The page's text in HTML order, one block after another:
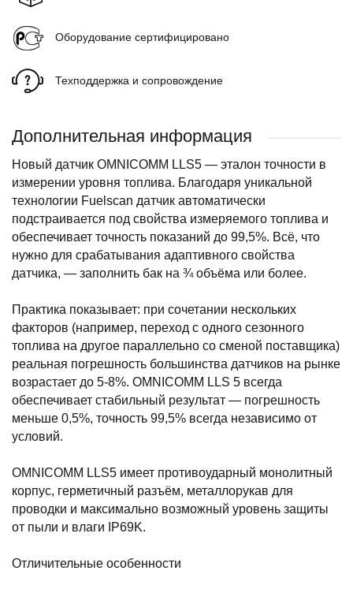
Оборудование сертифицировано
Техподдержка и сопровождение
Дополнительная информация
Новый датчик OMNICOMM LLS5 — эталон точности в
измерении уровня топлива. Благодаря уникальной
технологии Fuelscan датчик автоматически
подстраивается под свойства измеряемого топлива и
обеспечивает точность показаний до 99,5%. Всё, что
нужно для срабатывания адаптивного свойства
датчика, — заполнить бак на ¾ объёма или более.
Практика показывает: при сочетании нескольких
факторов (например, переход с одного сезонного
топлива на другое параллельно со сменой поставщика)
реальная погрешность большинства датчиков на рынке
возрастает до 5-8%. OMNICOMM LLS 5 всегда
обеспечивает стабильный результат — погрешность
меньше 0,5%, точность 99,5% всегда независимо от
условий.
OMNICOMM LLS5 имеет противоударный монолитный
корпус, герметичный разъём, металлорукав для
проводки и максимально возможный уровень защиты
от пыли и влаги IP69K.
Отличительные особенности